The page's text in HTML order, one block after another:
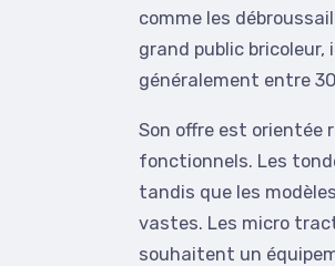
comme les
grand public
généralement entre
Son offre est orientée
fonctionnels. Les
tandis que les
vastes. Les micro
souhaitent un